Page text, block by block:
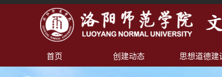
首页 创建动态 思想道德建